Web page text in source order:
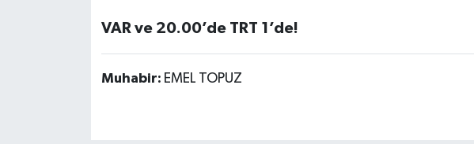
VAR ve 20.00’de TRT 1’de!
Muhabir: EMEL TOPUZ